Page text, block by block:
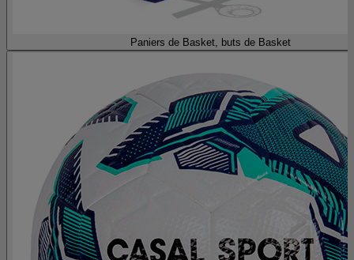
Paniers de Basket, buts de Basket